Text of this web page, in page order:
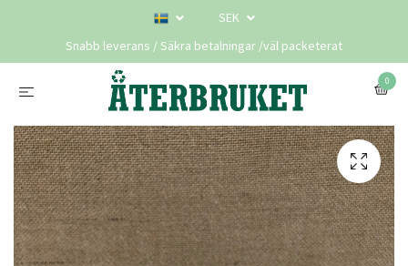
SEK
Snabb leverans / Säkra betalningar /väl packeterat
0